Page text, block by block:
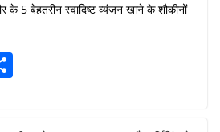
के 5 बेहतरीन स्वादिष्ट व्यंजन खाने के शौकीनों